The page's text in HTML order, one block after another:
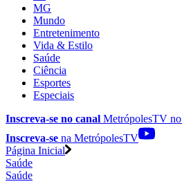
MG
Mundo
Entretenimento
Vida & Estilo
Saúde
Ciência
Esportes
Especiais
Inscreva-se no canal MetrópolesTV no
Inscreva-se na MetrópolesTV
Página Inicial
Saúde
Saúde